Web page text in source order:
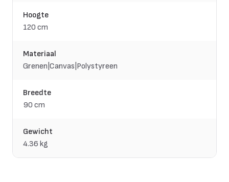
Hoogte
120 cm
Materiaal
Grenen|Canvas|Polystyreen
Breedte
90 cm
Gewicht
4.36 kg